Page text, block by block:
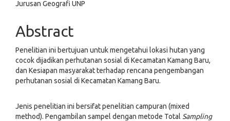
Jurusan Geografi UNP
Abstract
Penelitian ini bertujuan untuk mengetahui lokasi hutan yang
cocok dijadikan perhutanan sosial di Kecamatan Kamang Baru,
dan Kesiapan masyarakat terhadap rencana pengembangan
perhutanan sosial di Kecamatan Kamang Baru.
Jenis penelitian ini bersifat penelitian campuran (mixed
method). Pengambilan sampel dengan metode Total Sampling